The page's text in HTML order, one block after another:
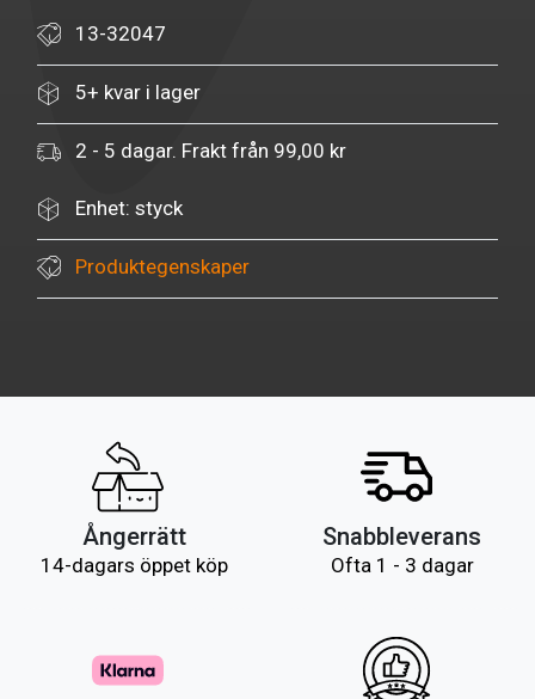
13-32047
5+ kvar i lager
2 - 5 dagar. Frakt från 99,00 kr
Enhet: styck
Produktegenskaper
Ångerrätt
14-dagars öppet köp
Snabbleverans
Ofta 1 - 3 dagar